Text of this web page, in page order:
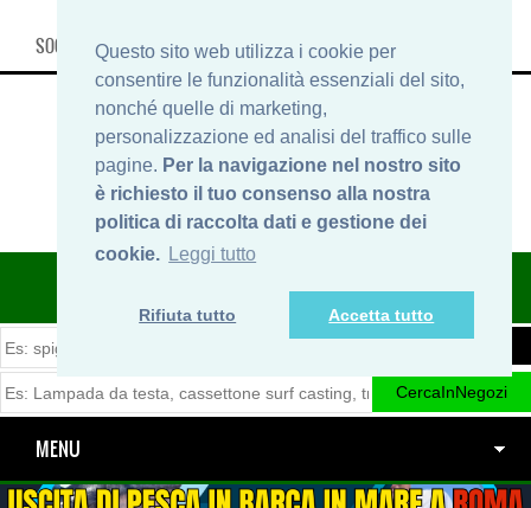
Questo sito web utilizza i cookie per
consentire le funzionalità essenziali del sito,
nonché quelle di marketing,
personalizzazione ed analisi del traffico sulle
pagine. Per la navigazione nel nostro sito
è richiesto il tuo consenso alla nostra
politica di raccolta dati e gestione dei
cookie. Leggi tutto
Rifiuta tutto Accetta tutto
SOCIAL, INFO & SHOP
ITINERARIDIPESCA.IT
MENU